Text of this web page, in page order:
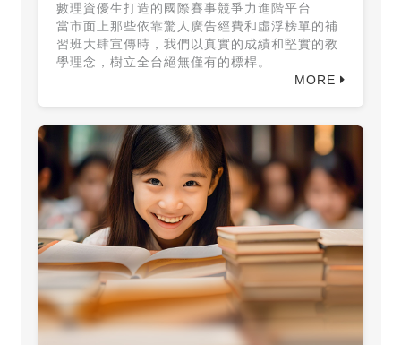
數理資優生打造的國際賽事競爭力進階平台
當市面上那些依靠驚人廣告經費和虛浮榜單的補
習班大肆宣傳時，我們以真實的成績和堅實的教
學理念，樹立全台絕無僅有的標桿。
MORE